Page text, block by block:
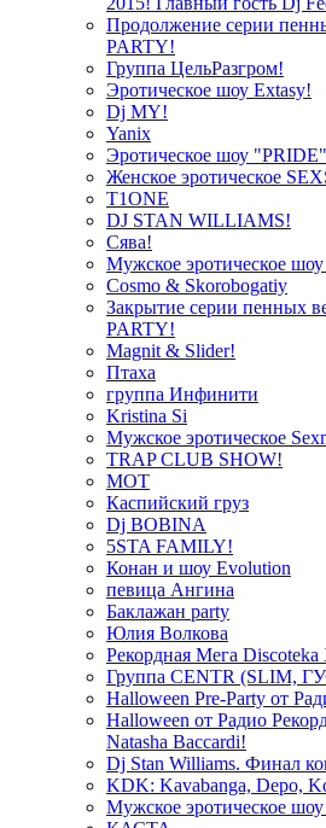
Продолжение серии
PARTY!
Группа ЦельРазгром!
Эротическое шоу Extasy!
Dj MY!
Yanix
Эротическое шоу
Женское эротическое
T1ONE
DJ STAN WILLIAMS!
Сява!
Мужское эротическое
Cosmo & Skorobogatiy
Закрытие серии пенных
PARTY!
Magnit & Slider!
Птаха
группа Инфинити
Kristina Si
Мужское эротическое
TRAP CLUB SHOW!
МОТ
Каспийский груз
Dj BOBINA
5STA FAMILY!
Конан и шоу Evolution
певица Ангина
Баклажан party
Юлия Волкова
Рекордная Мега Discoteka
Группа CENTR (SLIM,
Halloween Pre-Party от
Halloween от Радио
Natasha Baccardi!
Dj Stan Williams. Финал
KDK: Kavabanga, Depo,
Мужское эротическое